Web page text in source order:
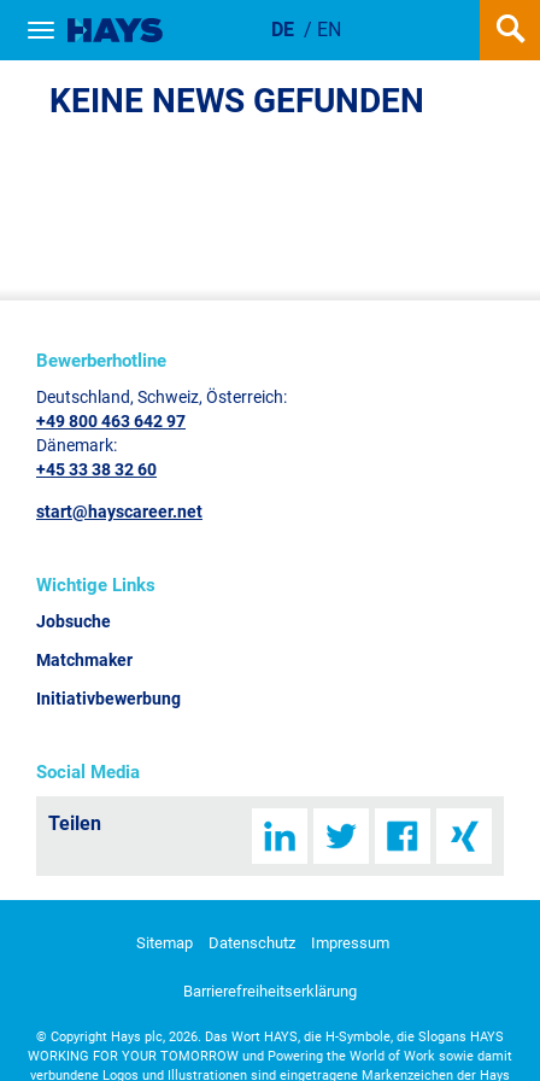
Show / hide navigation DE / EN
NEWSDETAIL
KEINE NEWS GEFUNDEN
Bewerberhotline
Deutschland, Schweiz, Österreich:
+49 800 463 642 97
Dänemark:
+45 33 38 32 60
start@hayscareer.net
Wichtige Links
Jobsuche
Matchmaker
Initiativbewerbung
Social Media
Teilen
Sitemap Datenschutz Impressum
Barrierefreiheitserklärung
© Copyright Hays plc, 2026. Das Wort HAYS, die H-Symbole, die Slogans HAYS
WORKING FOR YOUR TOMORROW und Powering the World of Work sowie damit
verbundene Logos und Illustrationen sind eingetragene Markenzeichen der Hays